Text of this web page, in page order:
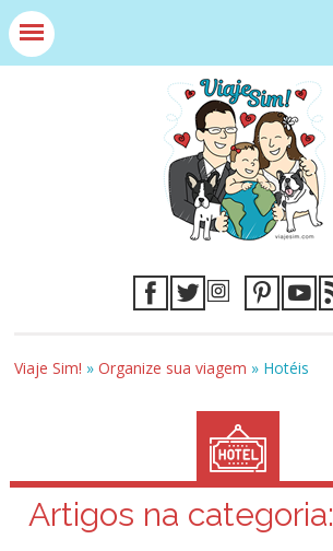
Viaje Sim! »Organize sua viagem » Hotéis
Artigos na categoria: